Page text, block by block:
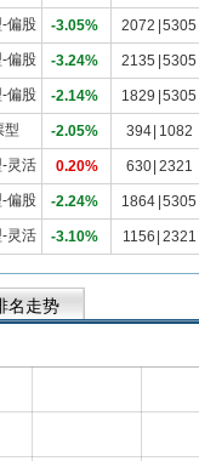
偏股 -3.05% 2072 5305
偏股 -3.24% 2135 5305
偏股 -2.14% 1829 5305
型 -2.05% 394 1082
灵活 0.20% 630 2321
偏股 -2.24% 1864 5305
灵活 -3.10% 1156 2321
名走势